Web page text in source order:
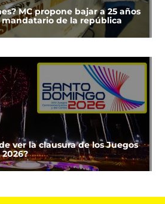
MC propone bajar a 25 años
mandatario de la república
ver la clausura de los Juegos